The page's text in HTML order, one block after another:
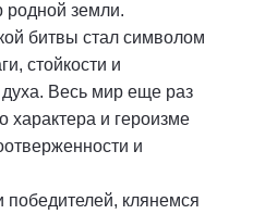
родной земли.
битвы стал символом
стойкости и
Весь мир еще раз
характера и героизме
и
клянемся